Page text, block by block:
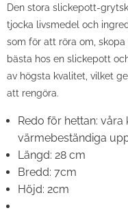
Den stora slickepott-
tjocka livsmedel och
som för att röra om,
bästa hos en slickepott
av högsta kvalitet, vilket
att rengöra.
Redo för hettan: våra
värmebeständiga upp
Längd: 28 cm
Bredd: 7cm
Höjd: 2cm